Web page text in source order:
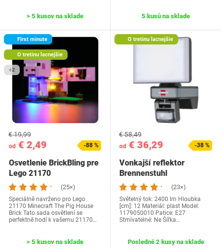
> 5 kusov na sklade 5 kusů na sklade
First minute
O tretinu lacnejšie
+2
od € 2,49
€ 19,99
-88 %
Osvetlenie BrickBling pre
Lego 21170
(25×)
Speciálně navrženo pro Lego
21170 Minecraft The Pig House
Brick Tato sada osvětlení se
perfektně hodí k vašemu 21170…
> 5 kusov na sklade
O tretinu lacnejšie
od € 36,29
€ 58,49
-38 %
Vonkajší reflektor
Brennenstuhl
‎1179050010
(23×)
Světelný tok: 2400 lm Hloubka
[cm]: 12 Materiál: plast Model:
1179050010 Patice: E27
Stmívatelné: Ne Šířka…
Posledné 2 kusy na sklade